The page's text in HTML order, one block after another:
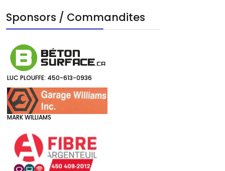
Sponsors / Commandites
LUC PLOUFFE: 450-613-0936
MARK WILLIAMS